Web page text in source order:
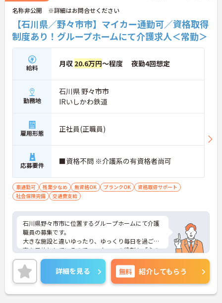
名称非公開 ※詳細はお問合せください
【石川県／野々市市】マイカー通勤可／資格取得
制度あり！グループホームにて介護求人＜常勤＞
給料 月収 20.6万円～程度 夜勤4回想定
勤務地
石川県 野々市市
IRいしかわ鉄道
雇用形態 正社員(正職員)
応募要件 ■資格不問 ※介護系の有資格者尚可
車通勤可 残業少なめ 無資格OK ブランクOK
資格取得サポート
社会保険完備
交通費支給
石川県野々市市に位置するグループホームにて介護
職員の募集です。
大きな施設と違いゆったり、ゆっくり毎日を過ごす
事を目的としているので、スタッフの役割も「心の
介護」と言った分野が中心となります。
認知症ケアに関する知識も高まります。
ご興味のある方には、面接対策ポイントなど、さら
に詳細をお話しいたしますので、お気軽にご相談く
ださい。
詳細を見る 無料 紹介してもらう